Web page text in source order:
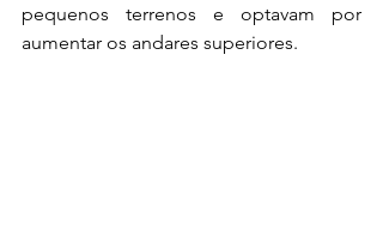
pequenos terrenos e optavam por
aumentar os andares superiores.